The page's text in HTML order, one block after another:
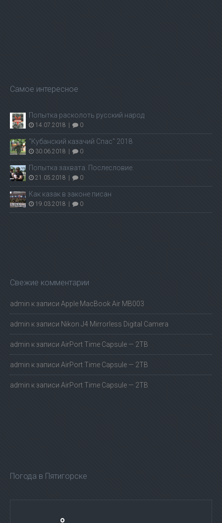
Самое интересное
Попытка расколоть русский народ
14.07.2018 0
"Кубанский казачий Спас" 2018
30.06.2018 0
Попытка захвата. Послесловие.
21.05.2018 0
Как казак в законе писан
19.03.2018 0
Свежие комментарии
admin к записи Apple MacBook Air MB003
admin к записи Nikon J4 Mirrorless Digital Camera
admin к записи AirPort Time Capsule — 2TB
admin к записи AirPort Time Capsule — 2TB
admin к записи AirPort Time Capsule — 2TB
Погода в Пятигорске